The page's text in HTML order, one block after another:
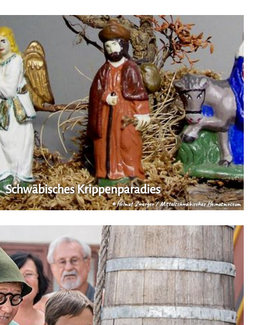
© Helmut Zwerger / Mittelschwäbisches Heimatmuseum
Schwäbisches Krippenparadies